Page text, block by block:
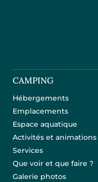
CAMPING
Hébergements
Emplacements
Espace aquatique
Activités et animations
Services
Que voir et que faire ?
Galerie photos